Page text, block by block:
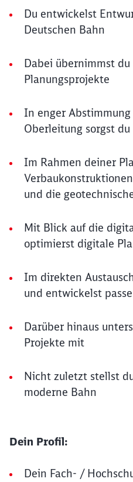
Du entwickelst
Deutschen Bahn
Dabei übernimmst
Planungsprojekte
In enger
Oberleitung sorgst
Im Rahmen deiner
und die
Mit Blick auf die
optimierst digitale
Im direkten
und entwickelst
Darüber hinaus
Projekte mit
Nicht zuletzt stellst
moderne Bahn
Dein Profil:
Dein Fach- /